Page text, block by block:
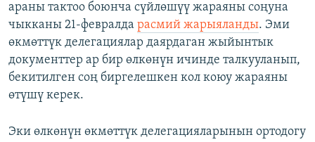
араны тактоо боюнча сүйлөшүү жараяны соңуна
чыкканы 21-февралда расмий жарыяланды. Эми
өкмөттүк делегациялар даярдаган жыйынтык
документтер ар бир өлкөнүн ичинде талкууланып,
бекитилген соң биргелешкен кол коюу жараяны
өтүшү керек.
Эки өлкөнүн өкмөттүк делегацияларынын ортодогу